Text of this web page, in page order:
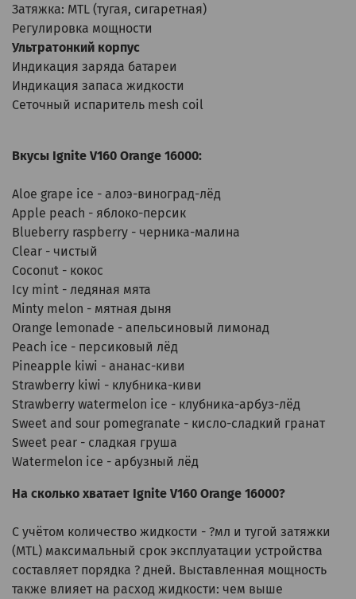
Затяжка: MTL (тугая, сигаретная)
Регулировка мощности
Ультратонкий корпус
Индикация заряда батареи
Индикация запаса жидкости
Сеточный испаритель mesh coil
Вкусы Ignite V160 Orange 16000:
Aloe grape ice - алоэ-виноград-лёд
Apple peach - яблоко-персик
Blueberry raspberry - черника-малина
Clear - чистый
Coconut - кокос
Icy mint - ледяная мята
Minty melon - мятная дыня
Orange lemonade - апельсиновый лимонад
Peach ice - персиковый лёд
Pineapple kiwi - ананас-киви
Strawberry kiwi - клубника-киви
Strawberry watermelon ice - клубника-арбуз-лёд
Sweet and sour pomegranate - кисло-сладкий гранат
Sweet pear - сладкая груша
Watermelon ice - арбузный лёд
На сколько хватает Ignite V160 Orange 16000?
С учётом количество жидкости - ?мл и тугой затяжки
(MTL) максимальный срок эксплуатации устройства
составляет порядка ? дней. Выставленная мощность
также влияет на расход жидкости: чем выше